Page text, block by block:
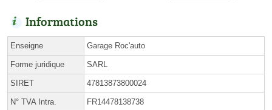
Informations
Enseigne Garage Roc'auto
Forme juridique SARL
SIRET 47813873800024
N° TVA Intra. FR14478138738